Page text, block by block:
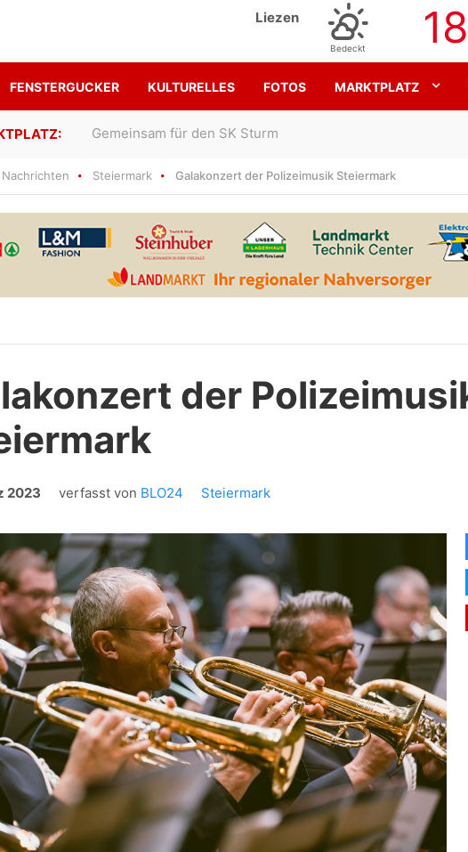
Liezen
Bedeckt 18
FENSTERGUCKER KULTURELLES FOTOS MARKTPLATZ
Gemeinsam für den SK Sturm
Nachrichten Steiermark Galakonzert der Polizeimusik Steiermark
der
2023 verfasst von BLO24 Steiermark